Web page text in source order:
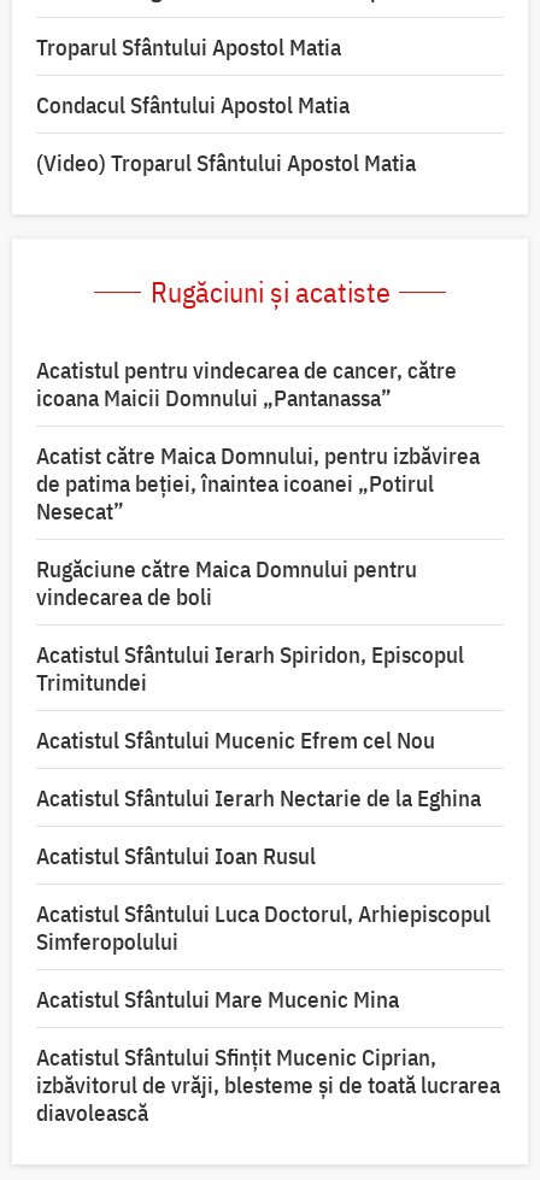
Troparul Sfântului Apostol Matia
Condacul Sfântului Apostol Matia
(Video) Troparul Sfântului Apostol Matia
Rugăciuni și acatiste
Acatistul pentru vindecarea de cancer, către
icoana Maicii Domnului „Pantanassa”
Acatist către Maica Domnului, pentru izbăvirea
de patima beției, înaintea icoanei „Potirul
Nesecat”
Rugăciune către Maica Domnului pentru
vindecarea de boli
Acatistul Sfântului Ierarh Spiridon, Episcopul
Trimitundei
Acatistul Sfântului Mucenic Efrem cel Nou
Acatistul Sfântului Ierarh Nectarie de la Eghina
Acatistul Sfântului Ioan Rusul
Acatistul Sfântului Luca Doctorul, Arhiepiscopul
Simferopolului
Acatistul Sfântului Mare Mucenic Mina
Acatistul Sfântului Sfințit Mucenic Ciprian,
izbăvitorul de vrăji, blesteme și de toată lucrarea
diavolească